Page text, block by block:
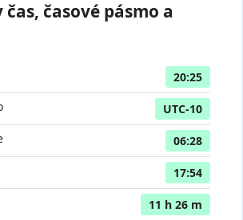
časové pásmo a
20:25
UTC-10
06:28
17:54
11 h 26 m